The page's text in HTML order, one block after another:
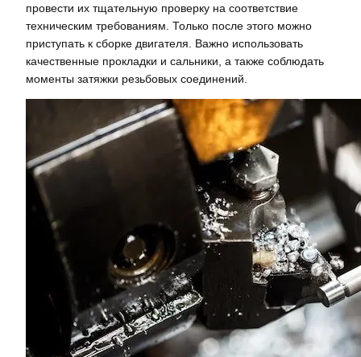
провести их тщательную проверку на соответствие
техническим требованиям. Только после этого можно
приступать к сборке двигателя. Важно использовать
качественные прокладки и сальники, а также соблюдать
моменты затяжки резьбовых соединений.